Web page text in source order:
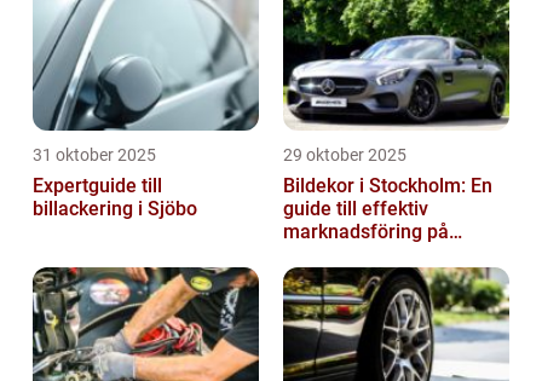
31 oktober 2025
Expertguide till
billackering i Sjöbo
29 oktober 2025
Bildekor i Stockholm: En
guide till effektiv
marknadsföring på